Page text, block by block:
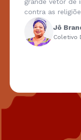
contra as
Jô
Coletivo